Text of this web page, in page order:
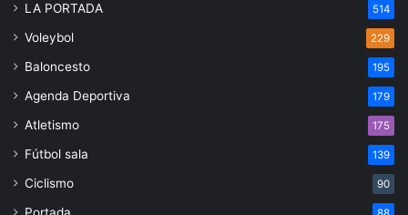
LA PORTADA 514
Voleybol 229
Baloncesto 195
Agenda Deportiva 179
Atletismo 175
Fútbol sala 139
Ciclismo 90